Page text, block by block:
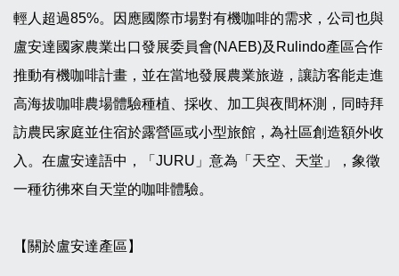
輕人超過85%。因應國際市場對有機咖啡的需求，公司也與
盧安達國家農業出口發展委員會(NAEB)及Rulindo產區合作
推動有機咖啡計畫，並在當地發展農業旅遊，讓訪客能走進
高海拔咖啡農場體驗種植、採收、加工與夜間杯測，同時拜
訪農民家庭並住宿於露營區或小型旅館，為社區創造額外收
入。在盧安達語中，「JURU」意為「天空、天堂」，象徵
一種彷彿來自天堂的咖啡體驗。
【關於盧安達產區】